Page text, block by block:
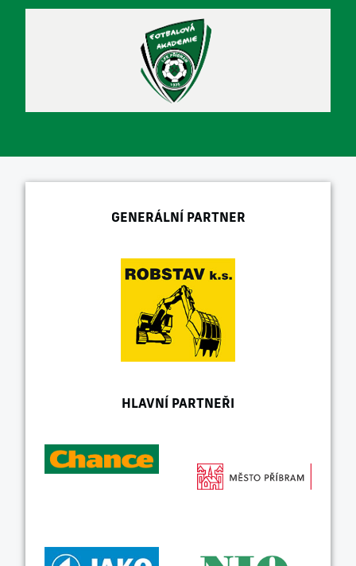
GENERÁLNÍ PARTNER
HLAVNÍ PARTNEŘI